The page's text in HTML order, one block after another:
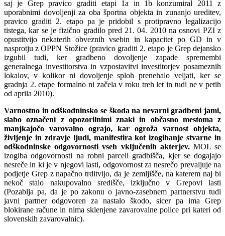
saj je Grep pravico graditi etapi 1a in 1b konzumiral 2011 z
uporabnimi dovoljenji za oba športna objekta in zunanjo ureditev,
pravico graditi 2. etapo pa je pridobil s protipravno legalizacijo
tistega, kar se je fizično gradilo pred 21. 04. 2010 na osnovi PZI z
opustitvijo nekaterih obveznih vsebin in kapacitet po GD in v
nasprotju z OPPN Stožice (pravico graditi 2. etapo je Grep dejansko
izgubil tudi, ker gradbeno dovoljenje zapade spremembi
generalnega investitorstva in vzpostavitvi investitorjev posameznih
lokalov, v kolikor ni dovoljenje sploh prenehalo veljati, ker se
gradnja 2. etape formalno ni začela v roku treh let in tudi ne v petih
od aprila 2010).
Varnostno in odškodninsko se škoda na nevarni gradbeni jami,
slabo označeni z opozorilnimi znaki in občasno mestoma z
manjkajočo varovalno ograjo, kar ogroža varnost objekta,
življenje in zdravje ljudi, manifestira kot izogibanje stvarne in
odškodninske odgovornosti vseh vključenih akterjev.MOL se
izogiba odgovornosti na robni parceli gradbišča, kjer se dogajajo
nesreče in ki je v njegovi lasti, odgovornost za nesrečo prevaljuje na
podjetje Grep z napačno trditvijo, da je zemljišče, na katerem naj bi
nekoč stalo nakupovalno središče, izključno v Grepovi lasti
(Pozablja pa, da je po zakonu o javno-zasebnem partnerstvu tudi
javni partner odgovoren za nastalo škodo, sicer pa ima Grep
blokirane račune in nima sklenjene zavarovalne police pri kateri od
slovenskih zavarovalnic).